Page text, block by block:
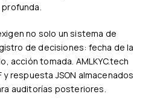
profunda.
de decisiones: fecha de la
acción tomada. AMLKYC.tech
y respuesta JSON almacenados
auditorías posteriores.